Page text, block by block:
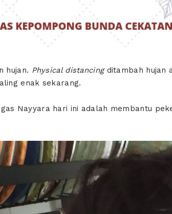
hujan. Physical distancing ditambah hujan
enak sekarang.
Nayyara hari ini adalah membantu